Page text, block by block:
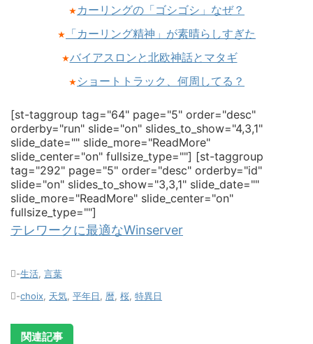
★ カーリングの「ゴシゴシ」なぜ？
★ 「カーリング精神」が素晴らしすぎた
★バイアスロンと北欧神話とマタギ
★ ショートトラック、何周してる？
[st-taggroup tag="64" page="5" order="desc"
orderby="run" slide="on" slides_to_show="4,3,1"
slide_date="" slide_more="ReadMore"
slide_center="on" fullsize_type=""] [st-taggroup
tag="292" page="5" order="desc" orderby="id"
slide="on" slides_to_show="3,3,1" slide_date=""
slide_more="ReadMore" slide_center="on"
fullsize_type=""]
テレワークに最適なWinserver
-生活 言葉
-choix 天気 平年日 暦 桜 特異日
関連記事